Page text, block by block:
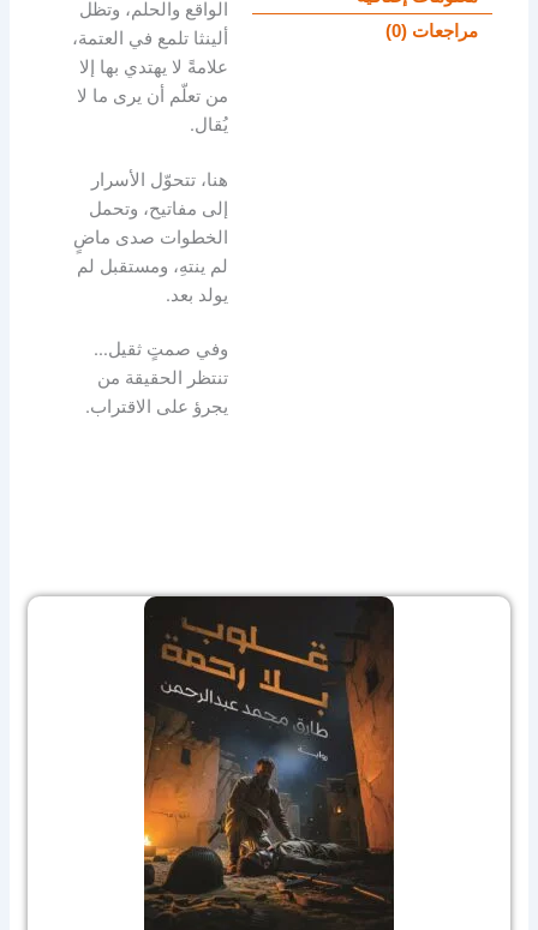
مراجعات (0)
الواقع والحلم، وتظل
ألينثا تلمع في العتمة،
علامةً لا يهتدي بها إلا
من تعلّم أن يرى ما لا
يُقال.
هنا، تتحوّل الأسرار
إلى مفاتيح، وتحمل
الخطوات صدى ماضٍ
لم ينتهِ، ومستقبل لم
يولد بعد.
وفي صمتٍ ثقيل…
تنتظر الحقيقة من
يجرؤ على الاقتراب.